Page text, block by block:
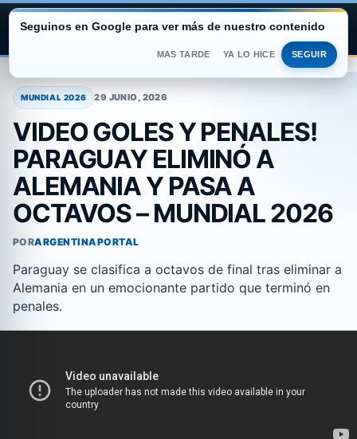
contenido
ARGENTINA PORTAL
MUNDIAL 2026 29 JUNIO, 2026
VIDEO GOLES Y PENALES!
PARAGUAY ELIMINÓ A
ALEMANIA Y PASA A
OCTAVOS – MUNDIAL 2026
PORARGENTINAPORTAL
Paraguay se clasifica a octavos de final tras eliminar a
Alemania en un emocionante partido que terminó en
penales.
Seguinos en Google para ver más de nuestro contenido
MAS TARDE YA LO HICE SEGUIR